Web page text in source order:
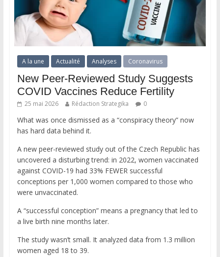
A la une Actualité Analyses Coronavirus
New Peer-Reviewed Study Suggests
COVID Vaccines Reduce Fertility
25 mai 2026 Rédaction Strategika 0
What was once dismissed as a “conspiracy theory” now
has hard data behind it.
A new peer-reviewed study out of the Czech Republic has
uncovered a disturbing trend: in 2022, women vaccinated
against COVID-19 had 33% FEWER successful
conceptions per 1,000 women compared to those who
were unvaccinated.
A “successful conception” means a pregnancy that led to
a live birth nine months later.
The study wasn’t small. It analyzed data from 1.3 million
women aged 18 to 39.